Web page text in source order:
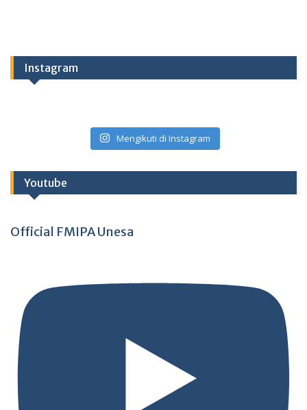
Instagram
Mengikuti di Instagram
Youtube
Official FMIPA Unesa